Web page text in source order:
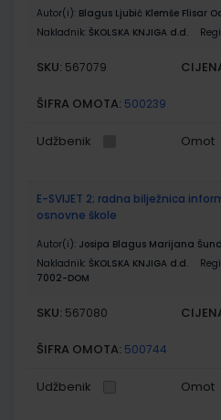
Autor(i): Blagus Ljubić Klemše Flisar
Nakladnik: ŠKOLSKA KNJIGA d.d.
SKU: 567079
ŠIFRA OMOTA: 500239
Udžbenik Omot
E-SVIJET 2; radna bilježnica
osnovne škole
Autor(i): Josipa Blagus Marijana
Nakladnik: ŠKOLSKA KNJIGA d.d.
7002-DOM
SKU: 567080
ŠIFRA OMOTA: 500744
Udžbenik Omot